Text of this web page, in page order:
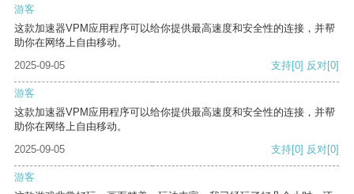
游客
这款加速器VPM应用程序可以给你提供最高速度和安全性的连接，并帮
助你在网络上自由移动。
2025-09-05
支持[0] 反对[0]
游客
这款加速器VPM应用程序可以给你提供最高速度和安全性的连接，并帮
助你在网络上自由移动。
2025-09-05
支持[0] 反对[0]
游客